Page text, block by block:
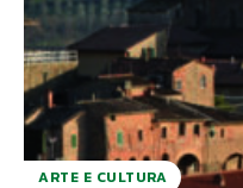
ARTE E CULTURA